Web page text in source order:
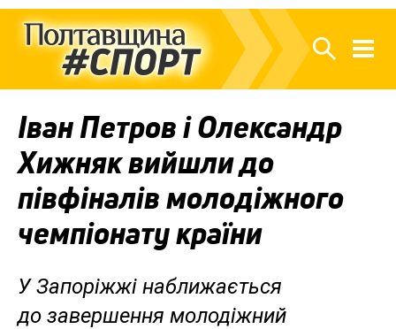
Іван Петров і Олександр
Хижняк вийшли до
півфіналів молодіжного
чемпіонату країни
У Запоріжжі наближається
до завершення молодіжний